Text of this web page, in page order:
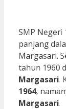
SMP Negeri
panjang
Margasari.
tahun 1960
Margasari.
1964,
Margasari.